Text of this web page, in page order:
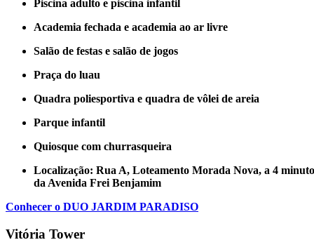
Piscina adulto e piscina infantil
Academia fechada e academia ao ar livre
Salão de festas e salão de jogos
Praça do luau
Quadra poliesportiva e quadra de vôlei de areia
Parque infantil
Quiosque com churrasqueira
Localização: Rua A, Loteamento Morada Nova, a 4
da Avenida Frei Benjamim
Conhecer o DUO JARDIM PARADISO
Vitória Tower